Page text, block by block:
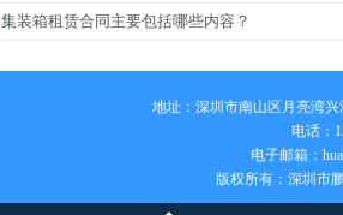
集装箱租赁合同主要包括哪些内容？
地址：深圳市南山区月亮湾兴
电话：
电子邮箱：
版权所有：深圳市